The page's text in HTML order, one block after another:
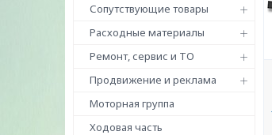
Сопутствующие товары
Расходные материалы
Ремонт, сервис и ТО
Продвижение и реклама
Моторная группа
Ходовая часть